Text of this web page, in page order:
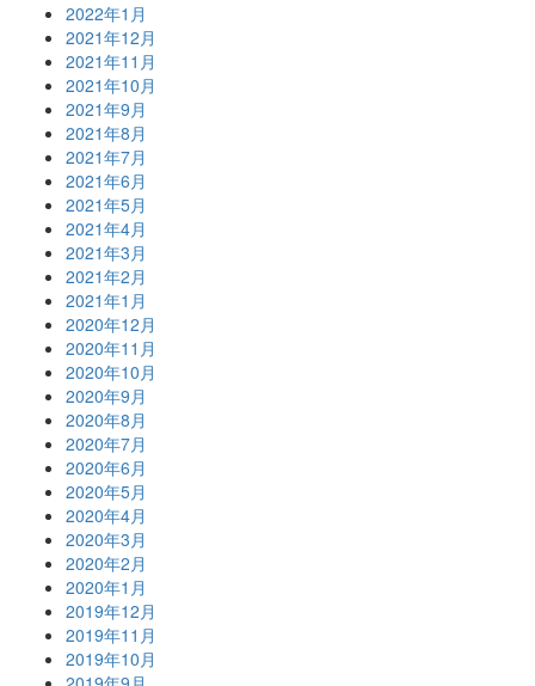
2022年1月
2021年12月
2021年11月
2021年10月
2021年9月
2021年8月
2021年7月
2021年6月
2021年5月
2021年4月
2021年3月
2021年2月
2021年1月
2020年12月
2020年11月
2020年10月
2020年9月
2020年8月
2020年7月
2020年6月
2020年5月
2020年4月
2020年3月
2020年2月
2020年1月
2019年12月
2019年11月
2019年10月